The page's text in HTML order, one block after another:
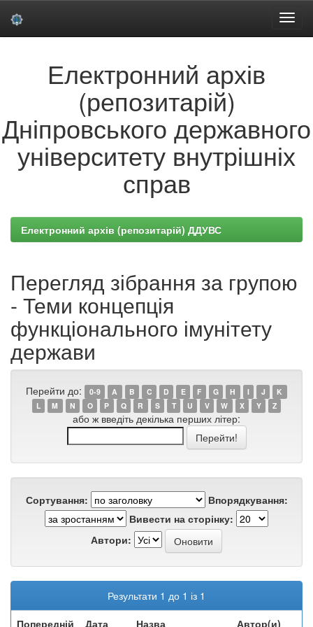
Електронний архів
(репозитарій)
Дніпровського державного
університету внутрішніх
справ
Електронний архів (репозитарій) ДДУВС
Перегляд зібрання за групою
- Теми концепція
функціонального імунітету
держави
Перейти до: 0-9 A B C D E F G H I J
K
L
M N O P Q R S T U V W X Y Z
або ж введіть декілька перших літер:
Сортування:
Впорядкування:
Вивести на сторінку:
Автори:
Результати 1 до 1 із 1
Попередній
Дата Назва Автор(и)